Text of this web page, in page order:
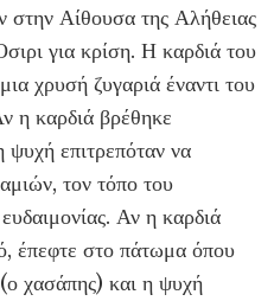
στην Αίθουσα της Αλήθειας
για κρίση. Η καρδιά του
χρυσή ζυγαριά έναντι του
η καρδιά βρέθηκε
επιτρεπόταν να
τον τόπο του
Αν η καρδιά
έπεφτε στο πάτωμα όπου
χασάπης) και η ψυχή